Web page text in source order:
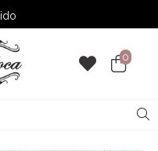
OFF
0